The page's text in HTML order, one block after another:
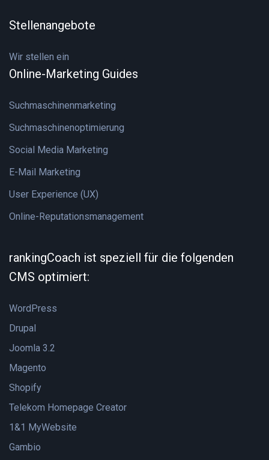
Stellenangebote
Wir stellen ein
Online-Marketing Guides
Suchmaschinenmarketing
Suchmaschinenoptimierung
Social Media Marketing
E-Mail Marketing
User Experience (UX)
Online-Reputationsmanagement
rankingCoach ist speziell für die folgenden
CMS optimiert:
WordPress
Drupal
Joomla 3.2
Magento
Shopify
Telekom Homepage Creator
1&1 MyWebsite
Gambio